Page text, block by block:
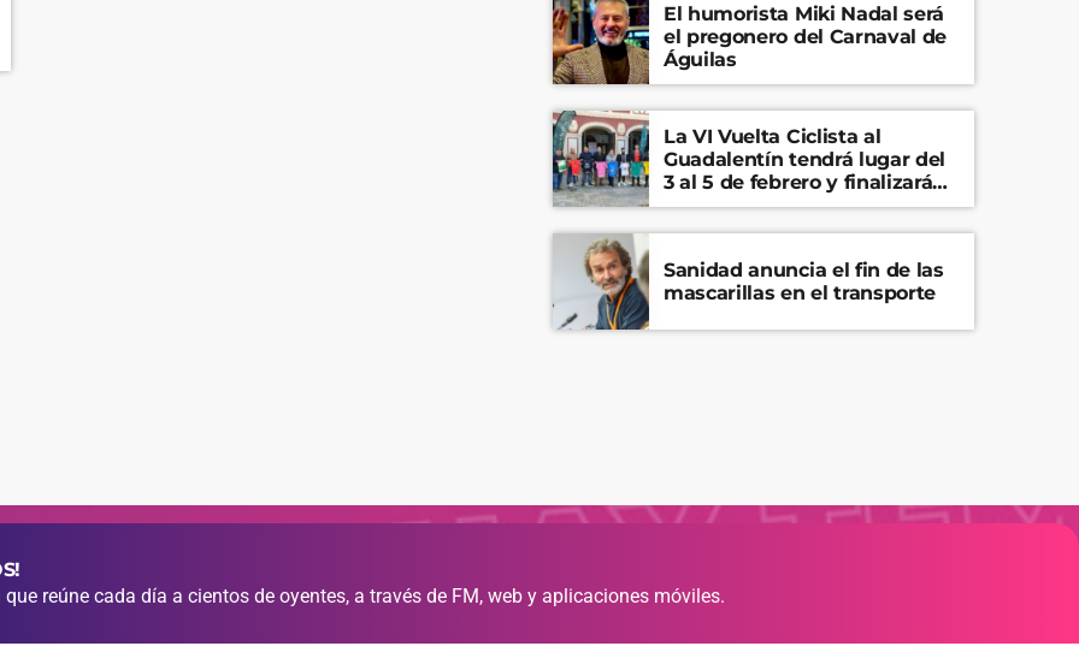
El humorista Miki Nadal será
el pregonero del Carnaval de
Águilas
La VI Vuelta Ciclista al
Guadalentín tendrá lugar del
3 al 5 de febrero y finalizará
en el Castillo de Lorca
Sanidad anuncia el fin de las
mascarillas en el transporte
reúne cada día a cientos de oyentes, a través de FM, web y aplicaciones móviles.